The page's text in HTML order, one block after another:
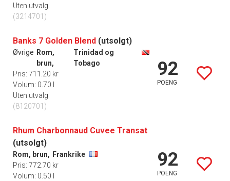
Uten utvalg
(3214701)
Banks 7 Golden Blend (utsolgt)
Øvrige Rom,
brun,
Trinidad og
Tobago
Pris: 711.20 kr
Volum: 0.70 l
Uten utvalg
(8120701)
92
POENG
Rhum Charbonnaud Cuvee Transat
(utsolgt)
Rom, brun, Frankrike
Pris: 772.70 kr
Volum: 0.50 l
92
POENG